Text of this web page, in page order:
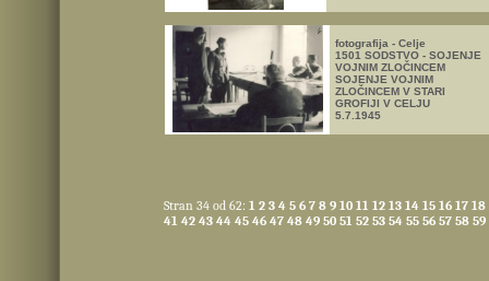
fotografija - Celje
1501 SODSTVO - SOJENJE
VOJNIM ZLOČINCEM
SOJENJE VOJNIM
ZLOČINCEM V STARI
GROFIJI V CELJU
5.7.1945
Stran 34 od 62: 1 2 3 4 5 6 7 8 9 10 11 12 13 14 15 16 17 18
41 42 43 44 45 46 47 48 49 50 51 52 53 54 55 56 57 58 59